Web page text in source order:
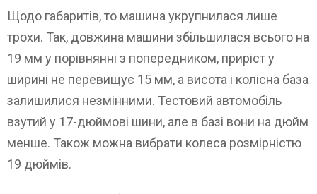
Щодо габаритів, то машина укрупнилася лише
трохи. Так, довжина машини збільшилася всього на
19 мм у порівнянні з попередником, приріст у
ширині не перевищує 15 мм, а висота і колісна база
залишилися незмінними. Тестовий автомобіль
взутий у 17-дюймові шини, але в базі вони на дюйм
менше. Також можна вибрати колеса розмірністю
19 дюймів.